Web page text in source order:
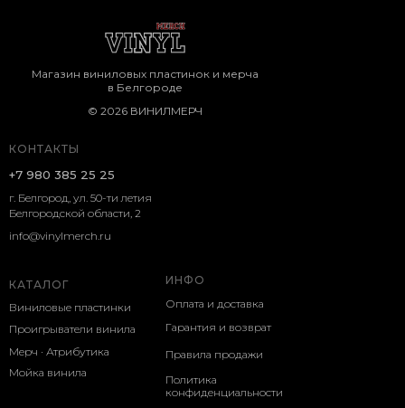
КОНТАКТЫ
г. Белгород, ул. 50-ти летия
Белгородской области, 2
КАТАЛОГ
Виниловые пластинки
ИНФО
Оплата и доставка
+7 980 385 25 25
Магазин виниловых пластинок и мерча
в Белгороде
Проигрыватели винила
Мерч · Атрибутика
Мойка винила
Гарантия и возврат
Политика
конфиденциальности
Правила продажи
© 2026 ВИНИЛМЕРЧ
info@vinylmerch.ru